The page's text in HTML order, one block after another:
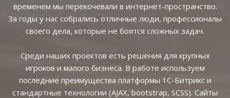
временем мы перекочевали в интернет-пространство.
За годы у нас собрались отличные люди, профессионалы
своего дела, которые не боятся сложных задач.
Среди наших проектов есть решения для крупных
игроков и малого бизнеса. В работе используем
последние преимущества платформы 1С-Битрикс и
стандартные технологии (AJAX, bootstrap, SCSS). Сайты